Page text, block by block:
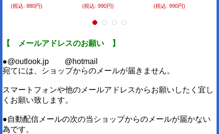
(税込: 880円)
(税込: 990円)
(税込: 990円)
【 メールアドレスのお願い 】
●@outlook.jp @hotmail
宛てには、ショップからのメールが届きません。
スマートフォンや他のメールアドレスからお願いしたく宜し
くお願い致します。
●自動配信メールの次の当ショップからのメールが届かない
為です。